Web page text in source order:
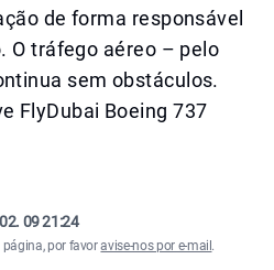
de forma responsável
O tráfego aéreo – pelo
sem obstáculos.
FlyDubai Boeing 737
09 21:24
página, por favoravise-nos por e-mail .